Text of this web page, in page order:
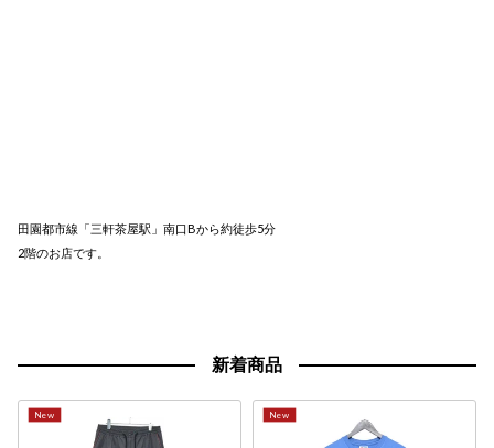
田園都市線「三軒茶屋駅」南口Bから約徒歩5分
2階のお店です。
新着商品